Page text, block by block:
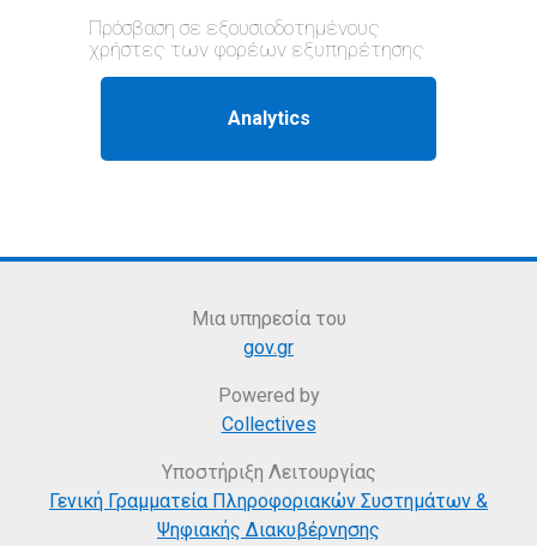
Πρόσβαση σε εξουσιοδοτημένους
χρήστες των φορέων εξυπηρέτησης
Μια υπηρεσία του
gov.gr
Powered by
Collectives
Υποστήριξη Λειτουργίας
Γενική Γραμματεία Πληροφοριακών Συστημάτων &
Ψηφιακής Διακυβέρνησης